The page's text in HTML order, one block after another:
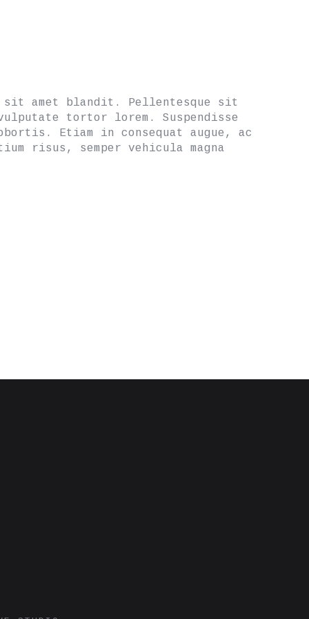
sit amet blandit. Pellentesque sit
tortor lorem. Suspendisse
Etiam in consequat augue, ac
risus, semper vehicula magna